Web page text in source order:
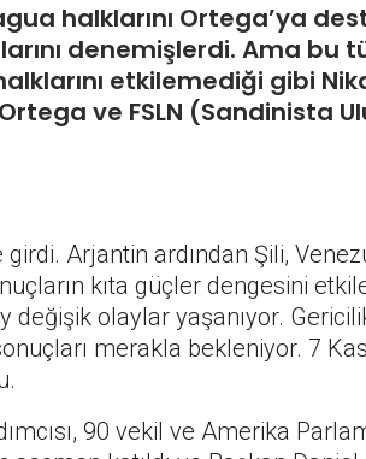
halklarını Ortega’ya
denemişlerdi. Ama bu
etkilemediği gibi
ve FSLN (Sandinista
Arjantin ardından Şili,
kıta güçler dengesini
değişik olaylar yaşanıyor.
merakla bekleniyor. 7
90 vekil ve Amerika